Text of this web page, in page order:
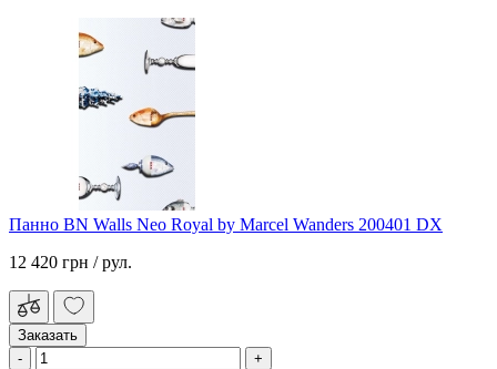
Панно BN Walls Neo Royal by Marcel Wanders 200401 DX
12 420 грн / рул.
Заказать